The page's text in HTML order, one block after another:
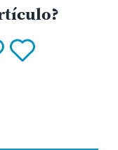
las Naciones